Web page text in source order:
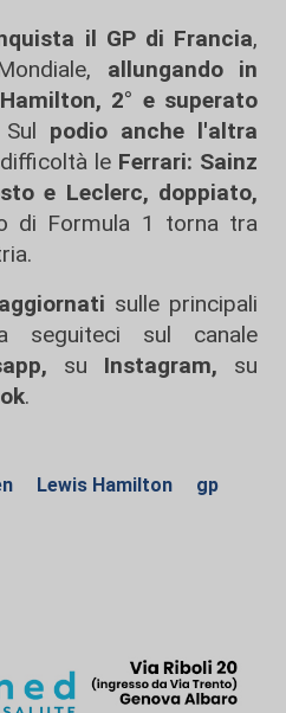
il GP di Francia,
allungando in
2° e superato
Sul podio anche l'altra
le Ferrari: Sainz
e Leclerc, doppiato,
di Formula 1 torna tra
sulle principali
seguiteci sul canale
su Instagram, su
.
Lewis Hamilton
gp